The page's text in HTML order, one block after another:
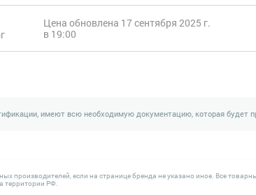
Цена обновлена 17 сентября 2025 г.
в 19:00
имеют всю необходимую документацию, которая будет
производителей, если на странице бренда не указано иное. Все
территории РФ.